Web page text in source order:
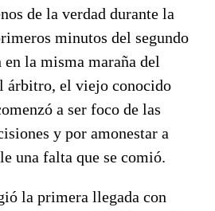
de la verdad durante la
minutos del segundo
la misma maraña del
árbitro, el viejo conocido
a ser foco de las
y por amonestar a
una falta que se comió.
la primera llegada con